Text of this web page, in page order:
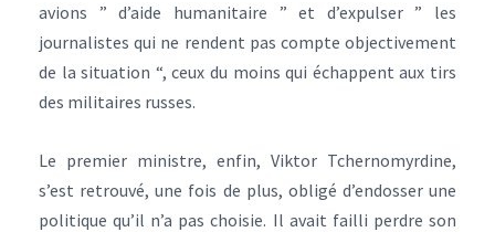
avions ” d’aide humanitaire ” et d’expulser ” les
journalistes qui ne rendent pas compte objectivement
de la situation “, ceux du moins qui échappent aux tirs
des militaires russes.
Le premier ministre, enfin, Viktor Tchernomyrdine,
s’est retrouvé, une fois de plus, obligé d’endosser une
politique qu’il n’a pas choisie. Il avait failli perdre son